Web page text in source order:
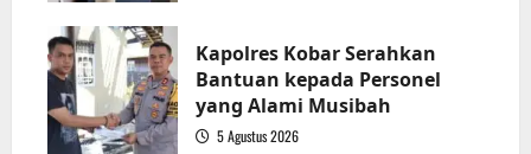
Kapolres Kobar Serahkan
Bantuan kepada Personel
yang Alami Musibah
5 Agustus 2026